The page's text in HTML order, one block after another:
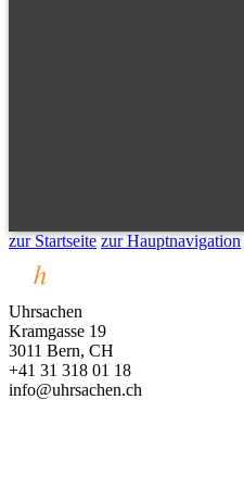
zur Startseite zur Hauptnavigation
Uhrsachen
Kramgasse 19
3011 Bern, CH
+41 31 318 01 18
info@uhrsachen.ch